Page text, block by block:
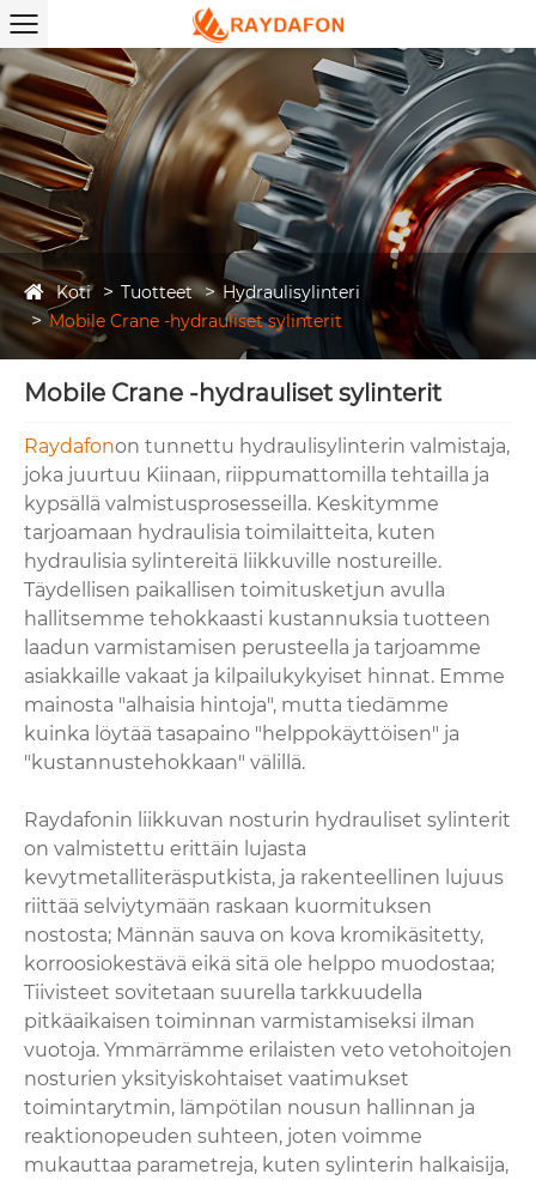
Koti Tuotteet
Hydraulisylinteri
Mobile Crane -hydrauliset sylinterit
Mobile Crane -hydrauliset sylinterit
Raydafonon tunnettu hydraulisylinterin valmistaja,
joka juurtuu Kiinaan, riippumattomilla tehtailla ja
kypsällä valmistusprosesseilla. Keskitymme
tarjoamaan hydraulisia toimilaitteita, kuten
hydraulisia sylintereitä liikkuville nostureille.
Täydellisen paikallisen toimitusketjun avulla
hallitsemme tehokkaasti kustannuksia tuotteen
laadun varmistamisen perusteella ja tarjoamme
asiakkaille vakaat ja kilpailukykyiset hinnat. Emme
mainosta "alhaisia hintoja", mutta tiedämme
kuinka löytää tasapaino "helppokäyttöisen" ja
"kustannustehokkaan" välillä.
Raydafonin liikkuvan nosturin hydrauliset sylinterit
on valmistettu erittäin lujasta
kevytmetalliteräsputkista, ja rakenteellinen lujuus
riittää selviytymään raskaan kuormituksen
nostosta; Männän sauva on kova kromikäsitetty,
korroosiokestävä eikä sitä ole helppo muodostaa;
Tiivisteet sovitetaan suurella tarkkuudella
pitkäaikaisen toiminnan varmistamiseksi ilman
vuotoja. Ymmärrämme erilaisten veto vetohoitojen
nosturien yksityiskohtaiset vaatimukset
toimintarytmin, lämpötilan nousun hallinnan ja
reaktionopeuden suhteen, joten voimme
mukauttaa parametreja, kuten sylinterin halkaisija,